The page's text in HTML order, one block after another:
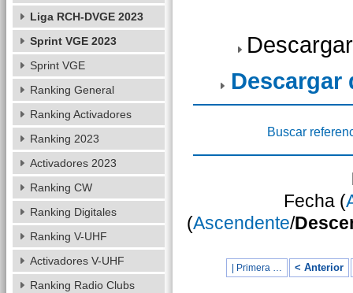
Descargar
Buscar
Fecha (
(Ascendente/
| Primera … < Anterior
Liga RCH-DVGE 2023
Sprint VGE 2023
Sprint VGE
Ranking General
Ranking Activadores
Ranking 2023
Activadores 2023
Ranking CW
Ranking Digitales
Ranking V-UHF
Activadores V-UHF
Ranking Radio Clubs